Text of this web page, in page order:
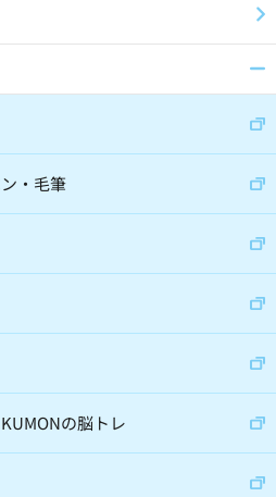
士(15)
俳優(8)
小説家(6)
ニケーター(5)
営学(19)
・毛筆
の脳トレ